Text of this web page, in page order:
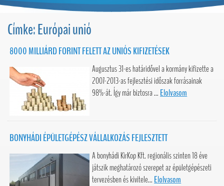
Címke: Európai unió
8000 MILLIÁRD FORINT FELETT AZ UNIÓS KIFIZETÉSEK
Augusztus 31-es határidővel a kormány kifizette a
2007-2013-as fejlesztési időszak forrásainak
98%-át. Így már biztosra ... Elolvasom
BONYHÁDI ÉPÜLETGÉPÉSZ VÁLLALKOZÁS FEJLESZTETT
A bonyhádi KirKop Kft. regionális szinten 18 éve
játszik meghatározó szerepet az épületgépészeti
tervezésben és kivitele... Elolvasom